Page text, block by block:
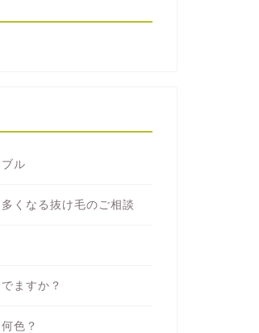
ル
くなる抜け毛のご相談
ますか？
色？